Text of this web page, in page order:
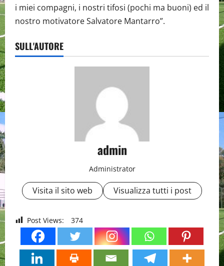
i miei compagni, i nostri tifosi (pochi ma buoni) ed il
nostro motivatore Salvatore Mantarro”.
SULL'AUTORE
admin
Administrator
Visita il sito web Visualizza tutti i post
Post Views: 374